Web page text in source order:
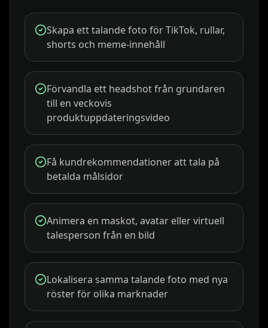
Skapa ett talande foto för TikTok, rullar,
shorts och meme-innehåll
Förvandla ett headshot från grundaren
till en veckovis
produktuppdateringsvideo
Få kundrekommendationer att tala på
betalda målsidor
Animera en maskot, avatar eller virtuell
talesperson från en bild
Lokalisera samma talande foto med nya
röster för olika marknader